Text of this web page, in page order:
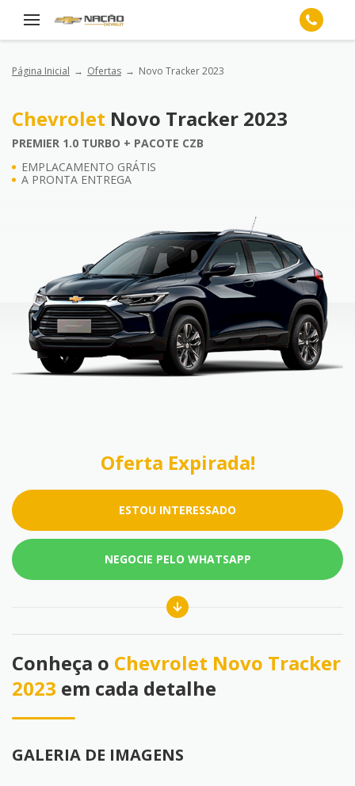
Página Inicial Ofertas Novo Tracker 2023
Chevrolet Novo Tracker 2023
PREMIER 1.0 TURBO + PACOTE CZB
EMPLACAMENTO GRÁTIS
A PRONTA ENTREGA
Oferta Expirada!
ESTOU INTERESSADO
NEGOCIE PELO WHATSAPP
Conheça o Chevrolet Novo Tracker
2023 em cada detalhe
GALERIA DE IMAGENS